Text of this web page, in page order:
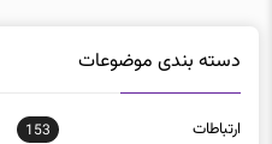
دسته بندی موضوعات
ارتباطات 153